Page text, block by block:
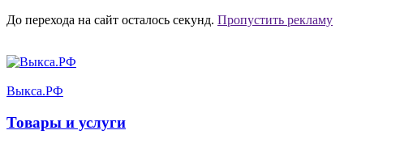
До перехода на сайт осталось секунд. Пропустить рекламу
Выкса.РФ
Товары и услуги